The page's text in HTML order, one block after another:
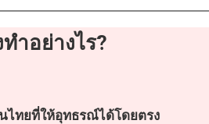
ำอย่างไร?
ไทยที่ให้อุทธรณ์ได้โดยตรง